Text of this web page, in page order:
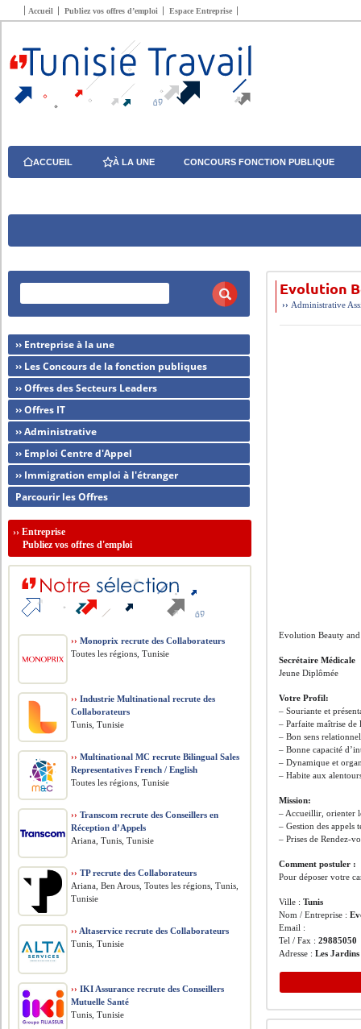
Accueil Publiez vos offres d’emploi Espace Entreprise
ACCUEIL À LA UNE CONCOURS FONCTION PUBLIQUE
Evolution
›› Administrative
Evolution Beauty and
Secrétaire Médicale
Jeune Diplômée
Votre Profil:
– Souriante et
– Parfaite maîtrise de
– Bon sens
– Bonne capacité
– Dynamique et
– Habite aux
Mission:
– Accueillir, orienter
– Gestion des appels
– Prises de Rendez-
Comment postuler :
Pour déposer votre
Ville :Tunis
Nom / Entreprise :
Email :
Tel / Fax :29885050
Adresse :Les
›› Entreprise à la une
›› Les Concours de la fonction publiques
›› Offres des Secteurs Leaders
›› Offres IT
›› Administrative
›› Emploi Centre d'Appel
›› Immigration emploi à l'étranger
Parcourir les Offres
››Entreprise
Publiez vos offres d'emploi
›› Monoprix recrute des Collaborateurs
Toutes les régions, Tunisie
›› Industrie Multinational recrute des
Collaborateurs
Tunis, Tunisie
›› Multinational MC recrute Bilingual Sales
Representatives French / English
Toutes les régions, Tunisie
›› Transcom recrute des Conseillers en
Réception d’Appels
Ariana, Tunis, Tunisie
›› TP recrute des Collaborateurs
Ariana, Ben Arous, Toutes les régions, Tunis,
Tunisie
›› Altaservice recrute des Collaborateurs
Tunis, Tunisie
›› IKI Assurance recrute des Conseillers
Mutuelle Santé
Tunis, Tunisie